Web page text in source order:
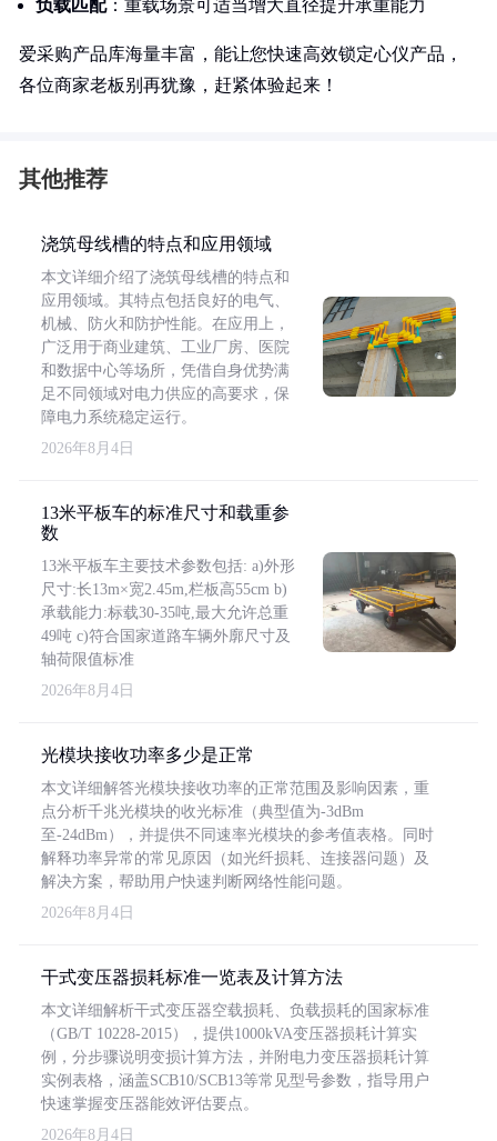
负载匹配：重载场景可适当增大直径提升承重能力
爱采购产品库海量丰富，能让您快速高效锁定心仪产品，
各位商家老板别再犹豫，赶紧体验起来！
其他推荐
浇筑母线槽的特点和应用领域
本文详细介绍了浇筑母线槽的特点和
应用领域。其特点包括良好的电气、
机械、防火和防护性能。在应用上，
广泛用于商业建筑、工业厂房、医院
和数据中心等场所，凭借自身优势满
足不同领域对电力供应的高要求，保
障电力系统稳定运行。
2026年8月4日
13米平板车的标准尺寸和载重参
数
13米平板车主要技术参数包括: a)外形
尺寸:长13m×宽2.45m,栏板高55cm b)
承载能力:标载30-35吨,最大允许总重
49吨 c)符合国家道路车辆外廓尺寸及
轴荷限值标准
2026年8月4日
光模块接收功率多少是正常
本文详细解答光模块接收功率的正常范围及影响因素，重
点分析千兆光模块的收光标准（典型值为-3dBm
至-24dBm），并提供不同速率光模块的参考值表格。同时
解释功率异常的常见原因（如光纤损耗、连接器问题）及
解决方案，帮助用户快速判断网络性能问题。
2026年8月4日
干式变压器损耗标准一览表及计算方法
本文详细解析干式变压器空载损耗、负载损耗的国家标准
（GB/T 10228-2015），提供1000kVA变压器损耗计算实
例，分步骤说明变损计算方法，并附电力变压器损耗计算
实例表格，涵盖SCB10/SCB13等常见型号参数，指导用户
快速掌握变压器能效评估要点。
2026年8月4日